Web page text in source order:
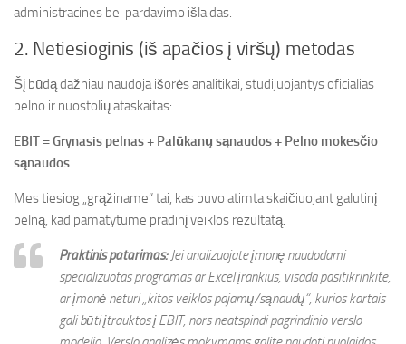
administracines bei pardavimo išlaidas.
2. Netiesioginis (iš apačios į viršų) metodas
Šį būdą dažniau naudoja išorės analitikai, studijuojantys oficialias
pelno ir nuostolių ataskaitas:
EBIT = Grynasis pelnas + Palūkanų sąnaudos + Pelno mokesčio
sąnaudos
Mes tiesiog „grąžiname“ tai, kas buvo atimta skaičiuojant galutinį
pelną, kad pamatytume pradinį veiklos rezultatą.
Praktinis patarimas:Jei analizuojate įmonę naudodami
specializuotas programas ar Excel įrankius, visada pasitikrinkite,
ar įmonė neturi „kitos veiklos pajamų/sąnaudų“, kurios kartais
gali būti įtrauktos į EBIT, nors neatspindi pagrindinio verslo